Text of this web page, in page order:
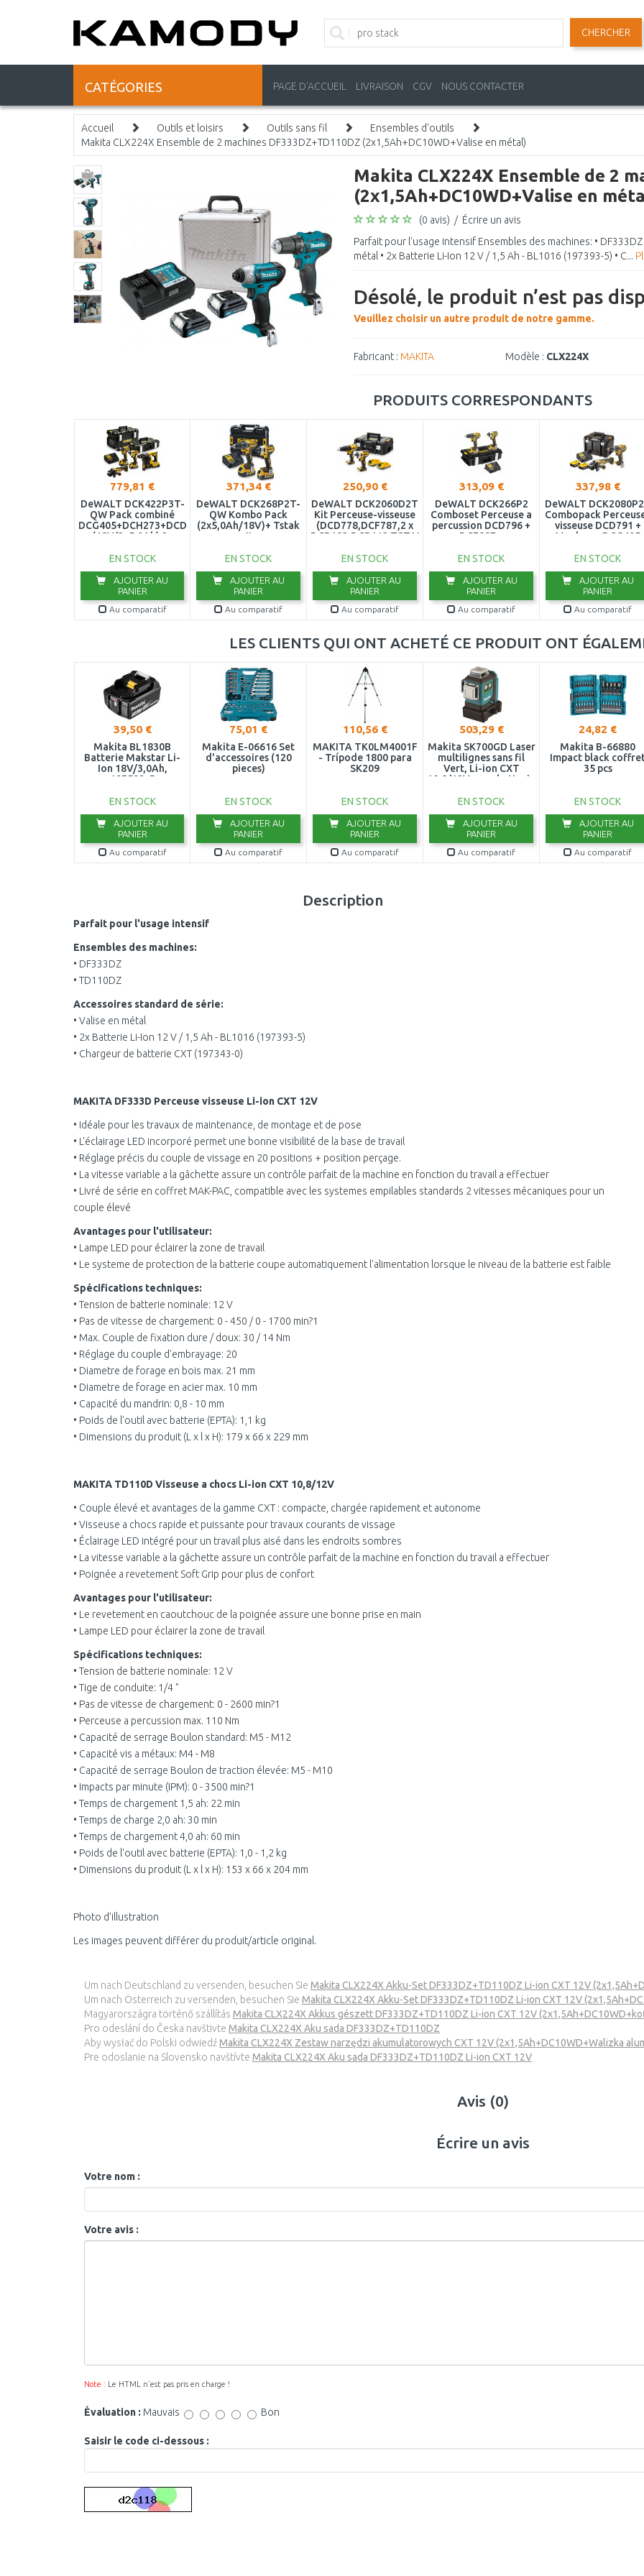
CHERCHER
CATÉGORIES PAGE D'ACCUEIL LIVRAISON CGV NOUS CONTACTER
Accueil Outils et loisirs Outils sans fil
Ensembles d'outils
Makita CLX224X Ensemble de 2 machines DF333DZ+TD110DZ (2x1,5Ah+DC10WD+Valise en métal)
Makita CLX224X Ensemble de 2
(2x1,5Ah+DC10WD+Valise en
(0 avis) / Écrire un avis
Parfait pour l'usage intensif Ensembles des machines: •
métal • 2x Batterie Li-Ion 12 V / 1,5 Ah - BL1016 (197393-5) • C...
Désolé, le produit n’est pas
Veuillez choisir un autre produit de notre gamme.
Fabricant : MAKITA Modèle : CLX224X
PRODUITS CORRESPONDANTS
779,81 €
DeWALT DCK422P3T-
QW Pack combiné
DCG405+DCH273+DCD796+DCF887
(18V/3x5,0Ah) 2x
EN STOCK
AJOUTER AU
PANIER
Au comparatif
371,34 €
DeWALT DCK268P2T-
QW Kombo Pack
(2x5,0Ah/18V)+ Tstak
II
EN STOCK
AJOUTER AU
PANIER
Au comparatif
250,90 €
DeWALT DCK2060D2T
Kit Perceuse-visseuse
(DCD778,DCF787,2 x
DCB183,DCB113,TSTAK
EN STOCK
AJOUTER AU
PANIER
Au comparatif
313,09 €
DeWALT DCK266P2
Comboset Perceuse a
percussion DCD796 +
DCF887 +
EN STOCK
AJOUTER AU
PANIER
Au comparatif
337,98 €
DeWALT
Combopack
visseuse DCD791 +
Meuleuse DCG405
EN STOCK
AJOUTER AU
PANIER
Au comparatif
LES CLIENTS QUI ONT ACHETÉ CE PRODUIT ONT
39,50 €
Makita BL1830B
Batterie Makstar Li-
Ion 18V/3,0Ah,
197599-5
EN STOCK
AJOUTER AU
PANIER
Au comparatif
75,01 €
Makita E-06616 Set
d'accessoires (120
pieces)
EN STOCK
AJOUTER AU
PANIER
Au comparatif
110,56 €
MAKITA TK0LM4001F
- Trípode 1800 para
SK209
EN STOCK
AJOUTER AU
PANIER
Au comparatif
503,29 €
Makita SK700GD Laser
multilignes sans fil
Vert, Li-ion CXT
10,8/12V, sans batterie
EN STOCK
AJOUTER AU
PANIER
Au comparatif
24,82 €
Makita B-66880
Impact black
35 pcs
EN STOCK
AJOUTER AU
PANIER
Au comparatif
Description
Parfait pour l'usage intensif
Ensembles des machines:
• DF333DZ
• TD110DZ
Accessoires standard de série:
• Valise en métal
• 2x Batterie Li-Ion 12 V / 1,5 Ah - BL1016 (197393-5)
• Chargeur de batterie CXT (197343-0)
MAKITA DF333D Perceuse visseuse Li-ion CXT 12V
• Idéale pour les travaux de maintenance, de montage et de pose
• L'éclairage LED incorporé permet une bonne visibilité de la base de travail
• Réglage précis du couple de vissage en 20 positions + position perçage.
• La vitesse variable a la gâchette assure un contrôle parfait de la machine en fonction du travail a effectuer
• Livré de série en coffret MAK-PAC, compatible avec les systemes empilables standards 2 vitesses mécaniques pour un
couple élevé
Avantages pour l'utilisateur:
• Lampe LED pour éclairer la zone de travail
• Le systeme de protection de la batterie coupe automatiquement l'alimentation lorsque le niveau de la batterie est faible
Spécifications techniques:
• Tension de batterie nominale: 12 V
• Pas de vitesse de chargement: 0 - 450 / 0 - 1700 min?1
• Max. Couple de fixation dure / doux: 30 / 14 Nm
• Réglage du couple d'embrayage: 20
• Diametre de forage en bois max. 21 mm
• Diametre de forage en acier max. 10 mm
• Capacité du mandrin: 0,8 - 10 mm
• Poids de l'outil avec batterie (EPTA): 1,1 kg
• Dimensions du produit (L x l x H): 179 x 66 x 229 mm
MAKITA TD110D Visseuse a chocs Li-ion CXT 10,8/12V
• Couple élevé et avantages de la gamme CXT : compacte, chargée rapidement et autonome
• Visseuse a chocs rapide et puissante pour travaux courants de vissage
• Éclairage LED intégré pour un travail plus aisé dans les endroits sombres
• La vitesse variable a la gâchette assure un contrôle parfait de la machine en fonction du travail a effectuer
• Poignée a revetement Soft Grip pour plus de confort
Avantages pour l'utilisateur:
• Le revetement en caoutchouc de la poignée assure une bonne prise en main
• Lampe LED pour éclairer la zone de travail
Spécifications techniques:
• Tension de batterie nominale: 12 V
• Tige de conduite: 1/4 "
• Pas de vitesse de chargement: 0 - 2600 min?1
• Perceuse a percussion max. 110 Nm
• Capacité de serrage Boulon standard: M5 - M12
• Capacité vis a métaux: M4 - M8
• Capacité de serrage Boulon de traction élevée: M5 - M10
• Impacts par minute (IPM): 0 - 3500 min?1
• Temps de chargement 1,5 ah: 22 min
• Temps de charge 2,0 ah: 30 min
• Temps de chargement 4,0 ah: 60 min
• Poids de l'outil avec batterie (EPTA): 1,0 - 1,2 kg
• Dimensions du produit (L x l x H): 153 x 66 x 204 mm
Photo d'illustration
Les images peuvent différer du produit/article original.
Um nach Deutschland zu versenden, besuchen Sie Makita CLX224X Akku-Set DF333DZ+TD110DZ Li-ion CXT 12V
Um nach Österreich zu versenden, besuchen Sie Makita CLX224X Akku-Set DF333DZ+TD110DZ Li-ion CXT 12V
Magyarországra történő szállítás Makita CLX224X Akkus gészett DF333DZ+TD110DZ Li-ion CXT 12V
Pro odeslání do Česka navštivte Makita CLX224X Aku sada DF333DZ+TD110DZ
Aby wysłać do Polski odwiedźMakita CLX224X Zestaw narzędzi akumulatorowych CXT 12V (2x1,5Ah+DC10WD+Walizka
Pre odoslanie na Slovensko navštívte Makita CLX224X Aku sada DF333DZ+TD110DZ Li-ion CXT 12V
Avis (0)
Écrire un avis
Votre nom :
Votre avis :
Note : Le HTML n’est pas pris en charge !
Évaluation : Mauvais Bon
Saisir le code ci-dessous :